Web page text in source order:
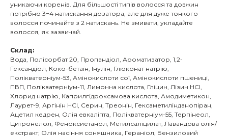
уникаючи коренів. Для більшості типів волосся та довжин
потрібно 3−4 натискання дозатора, але для дуже тонкого
волосся починайте з 2 натискань. Не змивати, укладайте
волосся, як зазвичай.
Склад:
Вода, Полісорбат 20, Пропандіол, Ароматизатор, 1,2-
Гександіол, Коко-бетаїн, Інулін, Глюконат натрію,
Полікватерніум-53, Амінокислоти сої, Амінокислоти пшениці,
ПВП, Полікватерніум-11, Лимонна кислота, Гліцин, Лізин HCl,
Хлорид натрію, Каприлгідроксамова кислота, Амодиметикон,
Лаурет-9, Аргінін HCl, Серин, Треонін, Гексаметилінданопіран,
Ацетил кедрен, Олія евкаліпта, Полікватерніум-55, Терпінеол,
Цитронелол, Феноксиетанол, Метилсаліцилат, Лавандова олія/
екстракт, Олія насіння соняшника, Гераніол, Бензиловий